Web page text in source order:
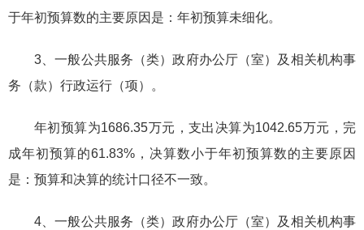
于年初预算数的主要原因是：年初预算未细化。
3、一般公共服务（类）政府办公厅（室）及相关机构事
务（款）行政运行（项）。
年初预算为1686.35万元，支出决算为1042.65万元，完
成年初预算的61.83%，决算数小于年初预算数的主要原因
是：预算和决算的统计口径不一致。
4、一般公共服务（类）政府办公厅（室）及相关机构事